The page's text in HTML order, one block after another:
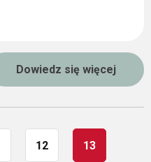
Dowiedz się więcej
12 13